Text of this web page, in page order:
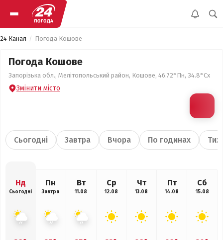
24 Канал Погода Кошове
Погода Кошове
Запорізька обл., Мелітопольський район, Кошове, 46.72°Пн, 34.8°Сх
Змінити місто
Сьогодні Завтра Вчора По годинах
Нд
Сьогодні
Пн
Завтра
Вт
11.08
Ср
12.08
Чт
13.08
Пт
14.08
Сб
15.08